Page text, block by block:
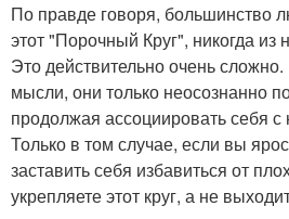
По правде говоря, большинство
этот "Порочный Круг", никогда из
Это действительно очень
мысли, они только неосознанно
продолжая ассоциировать себя
Только в том случае, если вы
заставить себя избавиться от
укрепляете этот круг, а не